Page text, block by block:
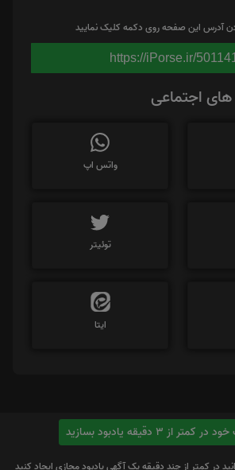
آدرس این صفحه روی دکمه کلیک نمایید
https://iPorse.ir/
اجتماعی
واتس اپ
توئیتر
ایتا
از 3 دقیقه یادبود بسازید
در کمتر از چند دقیقه یک آگهی یادبود مجازی ایجاد کنید